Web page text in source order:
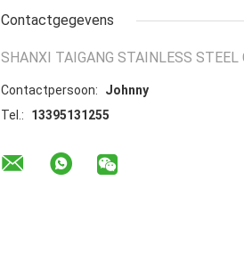
Contactgegevens
SHANXI TAIGANG STAINLESS STEEL
Contactpersoon:
Johnny
Tel.:
13395131255